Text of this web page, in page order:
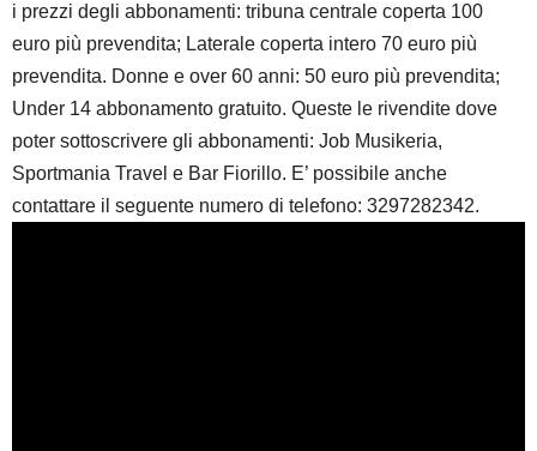
i prezzi degli abbonamenti: tribuna centrale coperta 100
euro più prevendita; Laterale coperta intero 70 euro più
prevendita. Donne e over 60 anni: 50 euro più prevendita;
Under 14 abbonamento gratuito. Queste le rivendite dove
poter sottoscrivere gli abbonamenti: Job Musikeria,
Sportmania Travel e Bar Fiorillo. E’ possibile anche
contattare il seguente numero di telefono: 3297282342.